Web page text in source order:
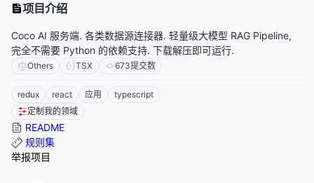
项目介绍
Coco AI 服务端. 各类数据源连接器. 轻量级大模型 RAG Pipeline,
完全不需要 Python 的依赖支持. 下载解压即可运行.
Others TSX 673提交数
redux react 应用
typescript
定制我的领域
README
规则集
举报项目